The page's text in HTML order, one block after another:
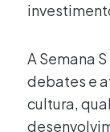
A Semana
debates e
cultura,